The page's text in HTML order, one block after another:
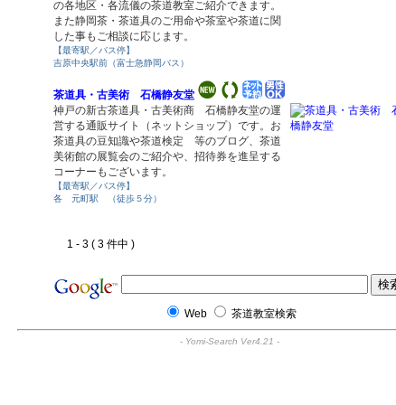
の各地区・各流儀の茶道教室ご紹介できます。
また静岡茶・茶道具のご用命や茶室や茶道に関
した事もご相談に応じます。
【最寄駅／バス停】
吉原中央駅前（富士急静岡バス）
茶道具・古美術 石橋静友堂
神戸の新古茶道具・古美術商 石橋静友堂の運
営する通販サイト（ネットショップ）です。お
茶道具の豆知識や茶道検定 等のブログ、茶道
美術館の展覧会のご紹介や、招待券を進呈する
コーナーもございます。
【最寄駅／バス停】
各 元町駅 （徒歩５分）
1 - 3 ( 3 件中 )
Web 茶道教室検索
- Yomi-Search Ver4.21 -